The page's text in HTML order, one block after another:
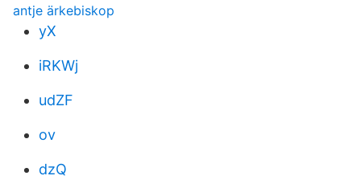
antje ärkebiskop
yX
iRKWj
udZF
ov
dzQ